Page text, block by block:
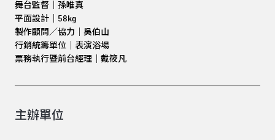
舞台監督｜孫唯真
平面設計｜58kg
製作顧問／協力｜吳伯山
行銷統籌單位｜表演浴場
票務執行暨前台經理｜戴筱凡
主辦單位